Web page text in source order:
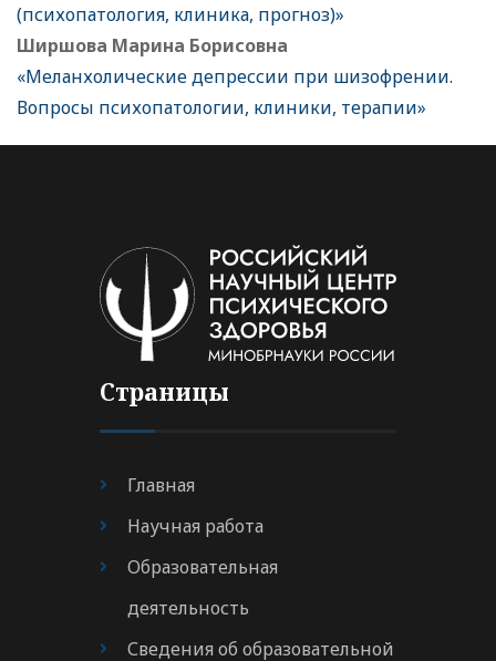
(психопатология, клиника, прогноз)»
Ширшова Марина Борисовна
«Меланхолические депрессии при шизофрении.
Вопросы психопатологии, клиники, терапии»
Страницы
Главная
Научная работа
Образовательная
деятельность
Сведения об образовательной